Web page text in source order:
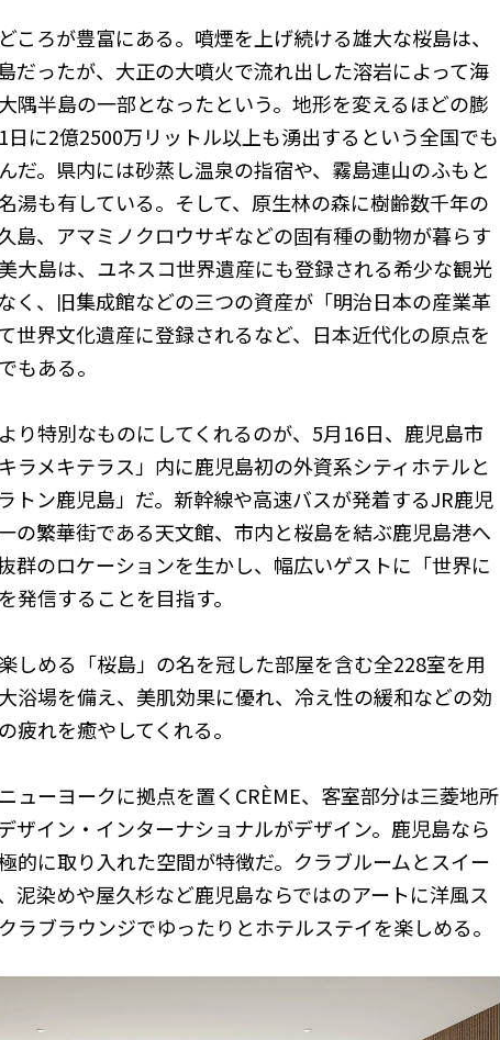
ころが豊富にある。噴煙を上げ続ける雄大な桜島は、
だったが、大正の大噴火で流れ出した溶岩によって海
隅半島の一部となったという。地形を変えるほどの膨
に2億2500万リットル以上も湧出するという全国でも
だ。県内には砂蒸し温泉の指宿や、霧島連山のふもと
湯も有している。そして、原生林の森に樹齢数千年の
島、アマミノクロウサギなどの固有種の動物が暮らす
大島は、ユネスコ世界遺産にも登録される希少な観光
く、旧集成館などの三つの資産が「明治日本の産業革
世界文化遺産に登録されるなど、日本近代化の原点を
もある。
り特別なものにしてくれるのが、5月16日、鹿児島市
ラメキテラス」内に鹿児島初の外資系シティホテルと
トン鹿児島」だ。新幹線や高速バスが発着するJR鹿児
の繁華街である天文館、市内と桜島を結ぶ鹿児島港へ
群のロケーションを生かし、幅広いゲストに「世界に
発信することを目指す。
しめる「桜島」の名を冠した部屋を含む全228室を用
浴場を備え、美肌効果に優れ、冷え性の緩和などの効
疲れを癒やしてくれる。
ューヨークに拠点を置くCRÈME、客室部分は三菱地所
ザイン・インターナショナルがデザイン。鹿児島なら
的に取り入れた空間が特徴だ。クラブルームとスイー
泥染めや屋久杉など鹿児島ならではのアートに洋風ス
ラブラウンジでゆったりとホテルステイを楽しめる。